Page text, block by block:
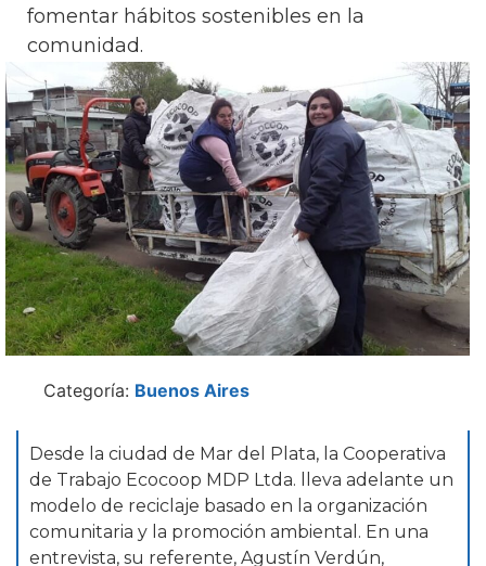
fomentar hábitos sostenibles en la
comunidad.
Categoría: Buenos Aires
Desde la ciudad de Mar del Plata, la Cooperativa
de Trabajo Ecocoop MDP Ltda. lleva adelante un
modelo de reciclaje basado en la organización
comunitaria y la promoción ambiental. En una
entrevista, su referente, Agustín Verdún,